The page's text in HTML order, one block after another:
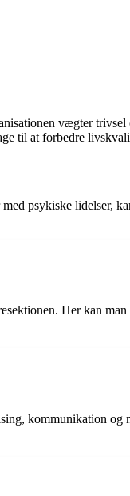
vægter
til at forbedre
psykiske lidelser,
Her kan
kommunikation og